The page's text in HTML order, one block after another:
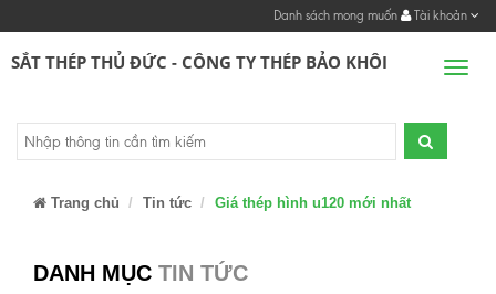
Danh sách mong muốn Tài khoản
SẮT THÉP THỦ ĐỨC - CÔNG TY THÉP BẢO KHÔI
Trang chủ Tin tức Giá thép hình u120 mới nhất
DANH MỤC TIN TỨC